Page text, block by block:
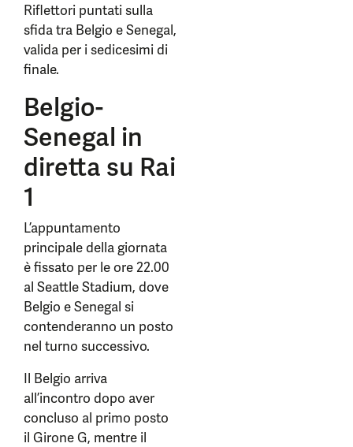
Riflettori puntati sulla
sfida tra Belgio e Senegal,
valida per i sedicesimi di
finale.
Belgio-
Senegal in
diretta su Rai
1
L’appuntamento
principale della giornata
è fissato per le ore 22.00
al Seattle Stadium, dove
Belgio e Senegal si
contenderanno un posto
nel turno successivo.
Il Belgio arriva
all’incontro dopo aver
concluso al primo posto
il Girone G, mentre il